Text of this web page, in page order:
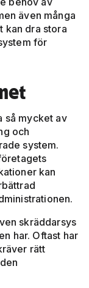
även många
kan dra stora
för
så mycket av
och
system.
kan
skräddarsys
har. Oftast har
rätt